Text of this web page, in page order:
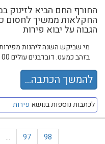
החורף החם הביא לזינוק
החקלאות ממשיך לחסום
הגבוה על יבוא פירות
מי שביקש השנה ליהנות
בזהב כמעט. דובדבנים עולים 100 שקלים לקילו, נקטרינות...
להמשך הכתבה...
לכתבות נוספות בנושא פירות
… 97
98